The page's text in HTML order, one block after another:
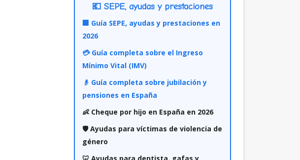
💶 SEPE, ayudas y prestaciones
🏢 Guía SEPE, ayudas y prestaciones en
2026
💳 Guía completa sobre el Ingreso
Mínimo Vital (IMV)
👴 Guía completa sobre jubilación y
pensiones en España
👶 Cheque por hijo en España en 2026
🛡️ Ayudas para víctimas de violencia de
género